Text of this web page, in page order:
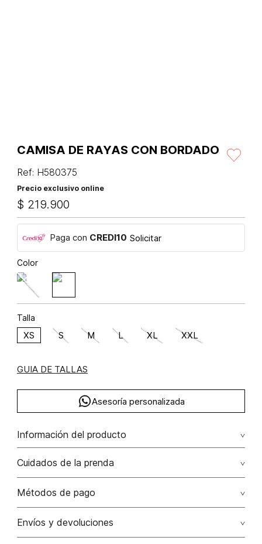
CAMISA DE RAYAS CON BORDADO
Ref: H580375
Precio exclusivo online
$ 219.900
Paga con CREDI10 Solicitar
Color
Talla
XS S M L XL XXL
GUIA DE TALLAS
Asesoría personalizada
Información del producto
Cuidados de la prenda
Lavar a mano por separado / no dejar en remojo / no
No usar lejia
Métodos de pago
Tarjetas de crédito: Visa, Dinners, Master Card y American
Envíos y devoluciones